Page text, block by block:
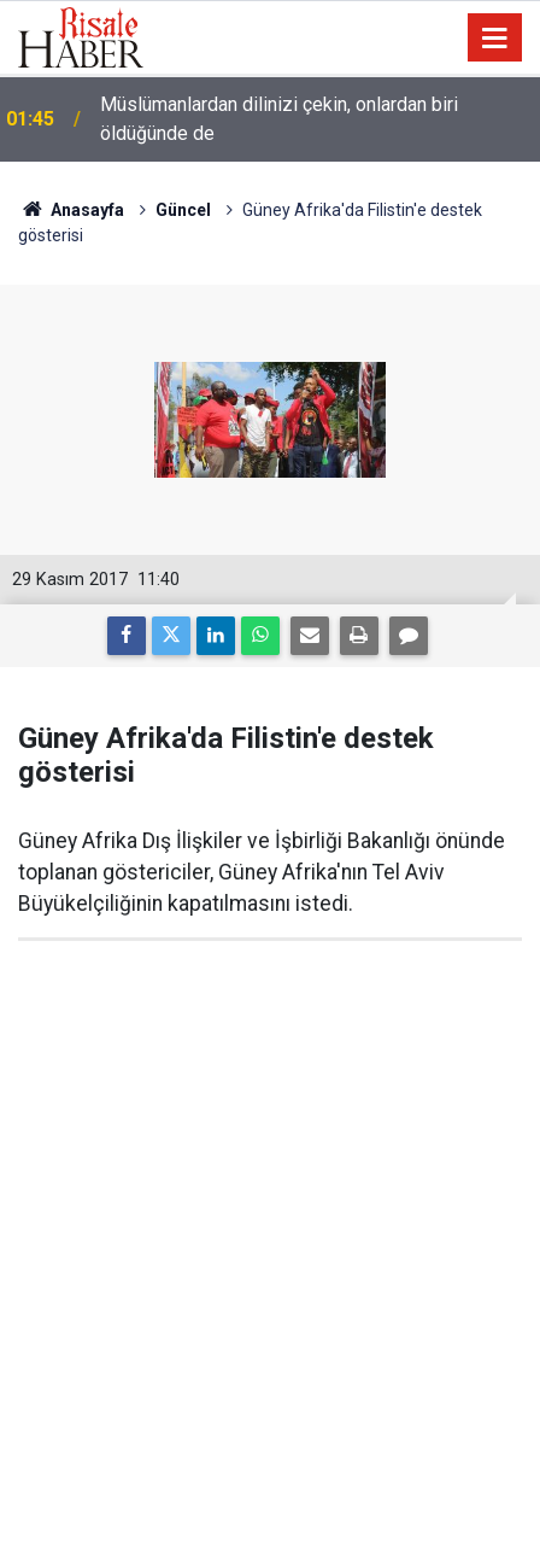
01:45
Müslümanlardan dilinizi çekin, onlardan biri
öldüğünde de
Anasayfa Güncel
Güney Afrika'da Filistin'e destek
gösterisi
11:40
29 Kasım 2017
Güney Afrika'da Filistin'e destek
gösterisi
Güney Afrika Dış İlişkiler ve İşbirliği Bakanlığı önünde
toplanan göstericiler, Güney Afrika'nın Tel Aviv
Büyükelçiliğinin kapatılmasını istedi.